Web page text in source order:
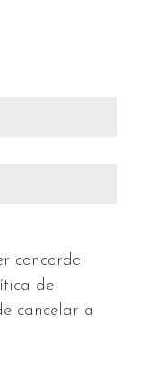
concorda
de
cancelar a